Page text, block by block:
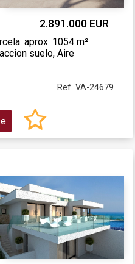
2.891.000 EUR
aprox. 1054 m²
suelo, Aire
Ref. VA-24679